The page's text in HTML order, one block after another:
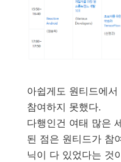
아쉽게도 원티드에
참여하지 못했다.
다행인건 여태 많은
된 점은 원티드가 참
닉이 다 있었다는 것